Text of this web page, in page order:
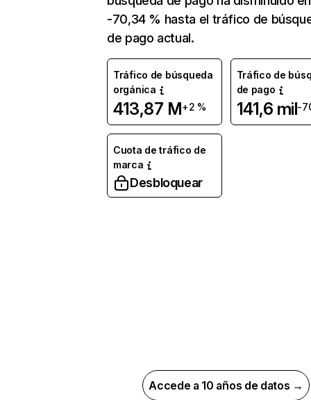
-70,34 % hasta el tráfico de
de pago actual.
Tráfico de búsqueda
orgánica
413,87 M+2 %
Tráfico de
de pago
141,6 mil-
Cuota de tráfico de
marca
Desbloquear
Accede a 10 años de datos →